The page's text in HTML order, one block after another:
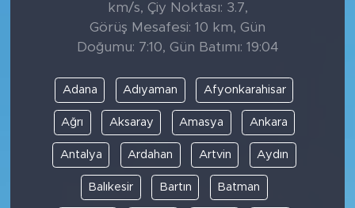
km/s, Çiy Noktası: 3.7,
Görüş Mesafesi: 10 km, Gün
Doğumu: 7:10, Gün Batımı: 19:04
Adana Adıyaman Afyonkarahisar
Ağrı Aksaray Amasya Ankara
Antalya Ardahan Artvin Aydın
Balıkesir Bartın Batman